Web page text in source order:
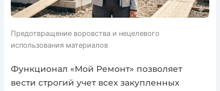
Предотвращение воровства и нецелевого
использования материалов
Функционал «Мой Ремонт» позволяет
вести строгий учет всех закупленных